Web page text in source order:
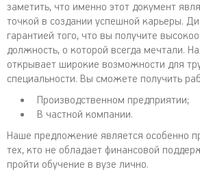
заметить, что именно этот документ
точкой в создании успешной карьеры.
гарантией того, что вы получите
должность, о которой всегда мечтали.
открывает широкие возможности для
специальности. Вы сможете получить
Производственном предприятии;
В частной компании.
Наше предложение является особенно
тех, кто не обладает финансовой
пройти обучение в вузе лично.